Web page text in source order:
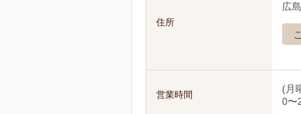
住所
広
営業時間
(月
0〜